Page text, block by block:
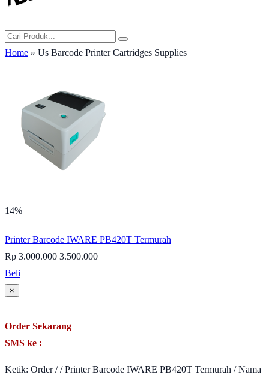
Home » Us Barcode Printer Cartridges Supplies
14%
Printer Barcode IWARE PB420T Termurah
Rp 3.000.000 3.500.000
Beli
×
Order Sekarang
SMS ke :
Ketik: Order / / Printer Barcode IWARE PB420T Termurah / Nama